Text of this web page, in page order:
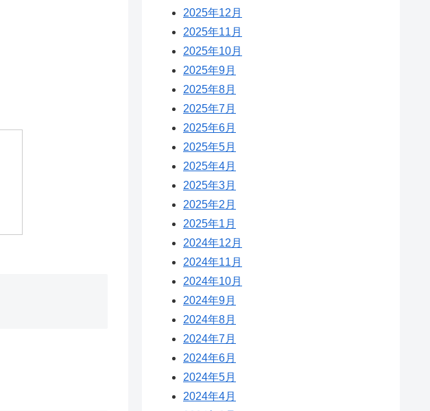
2025年12月
2025年11月
2025年10月
2025年9月
2025年8月
2025年7月
2025年6月
2025年5月
2025年4月
2025年3月
2025年2月
2025年1月
2024年12月
2024年11月
2024年10月
2024年9月
2024年8月
2024年7月
2024年6月
2024年5月
2024年4月